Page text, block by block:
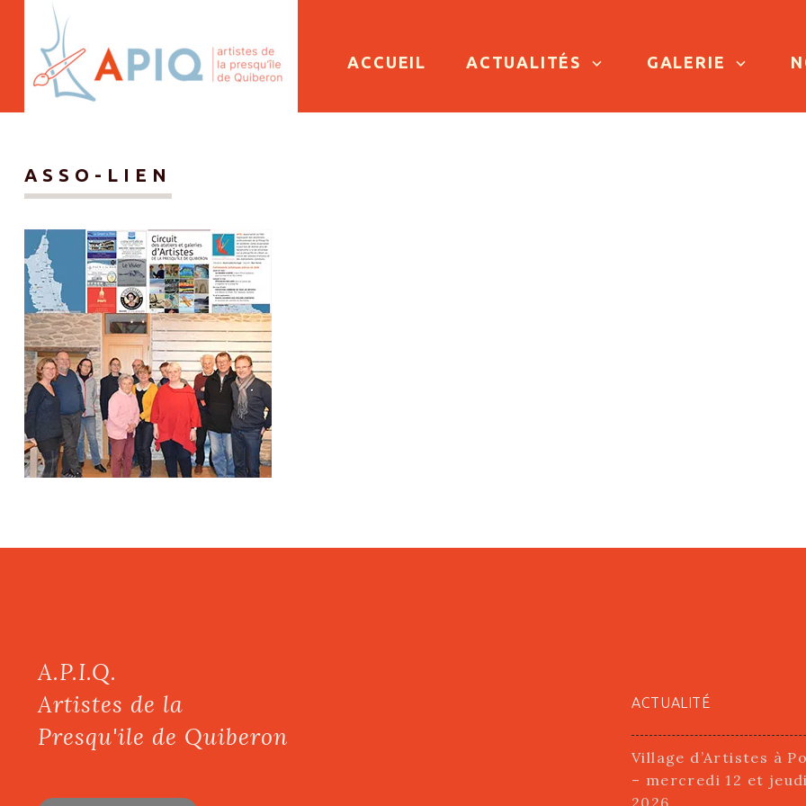
ACCUEIL ACTUALITÉS GALERIE
ASSO-LIEN
A.P.I.Q.
Artistes de la
Presqu'ile de Quiberon
ACTUALITÉ
Village d’Artistes à
– mercredi 12 et
2026